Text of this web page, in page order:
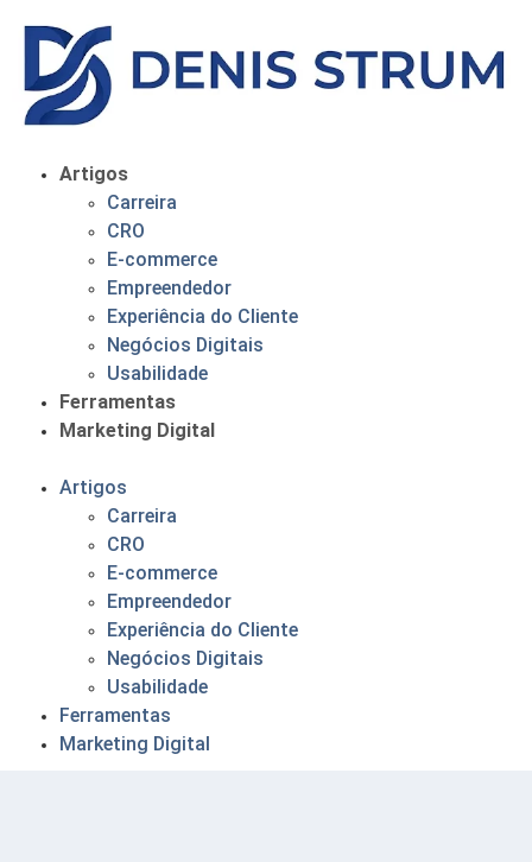
Artigos
Carreira
CRO
E-commerce
Empreendedor
Experiência do Cliente
Negócios Digitais
Usabilidade
Ferramentas
Marketing Digital
Artigos
Carreira
CRO
E-commerce
Empreendedor
Experiência do Cliente
Negócios Digitais
Usabilidade
Ferramentas
Marketing Digital